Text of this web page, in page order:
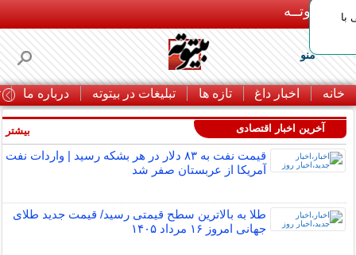
بـیتوتــه
منو
خانه اخبار داغ تازه ها تبلیغات در بیتوته درباره ما
با
آخرین اخبار اقتصادی
قیمت نفت به ۸۳ دلار در هر بشکه رسید | واردات نفت
آمریکا از عربستان صفر شد
طلا به بالاترین سطح قیمتی رسید/ قیمت جدید طلای
جهانی امروز ۱۶ مرداد ۱۴۰۵
بیشتر